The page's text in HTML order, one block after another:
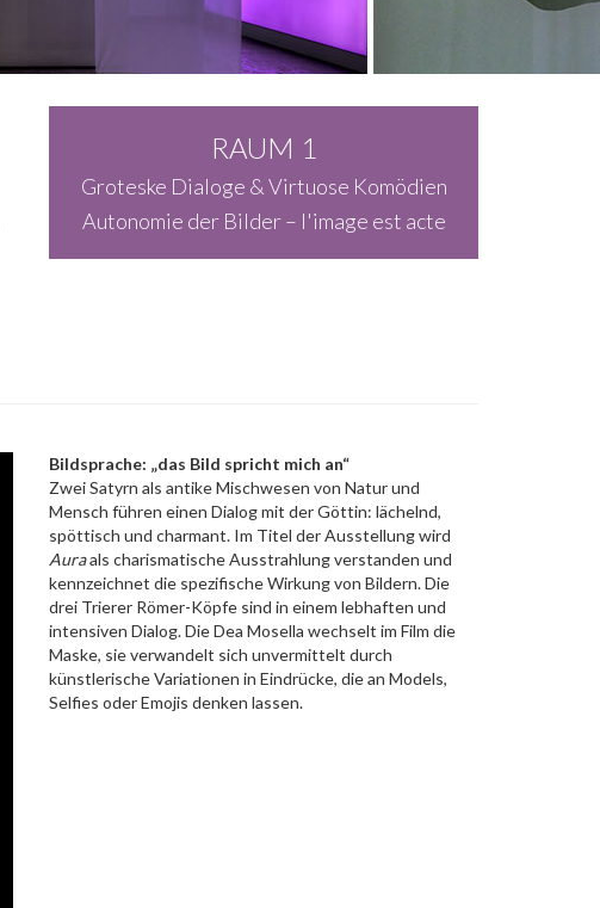
RAUM 1
Groteske Dialoge & Virtuose Komödien
Autonomie der Bilder – l'image est acte
Bildsprache: „das Bild spricht mich an“
Zwei Satyrn als antike Mischwesen von Natur und
Mensch führen einen Dialog mit der Göttin: lächelnd,
spöttisch und charmant. Im Titel der Ausstellung wird
Auraals charismatische Ausstrahlung verstanden und
kennzeichnet die spezifische Wirkung von Bildern. Die
drei Trierer Römer-Köpfe sind in einem lebhaften und
intensiven Dialog. Die Dea Mosella wechselt im Film die
Maske, sie verwandelt sich unvermittelt durch
künstlerische Variationen in Eindrücke, die an Models,
Selfies oder Emojis denken lassen.